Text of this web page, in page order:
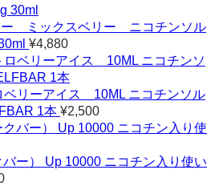
ー ミックスベリー ニコチンソル
¥4,880
ベリーアイス 10ML ニコチンソル
1本 ¥2,500
ー） Up 10000 ニコチン入り使い